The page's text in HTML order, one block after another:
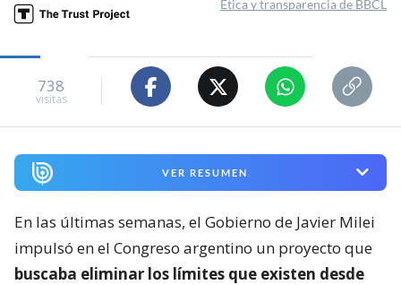
Ética y transparencia de BBCL
738
visitas
VER RESUMEN
En las últimas semanas, el Gobierno de Javier Milei
impulsó en el Congreso argentino un proyecto que
buscaba eliminar los límites que existen desde